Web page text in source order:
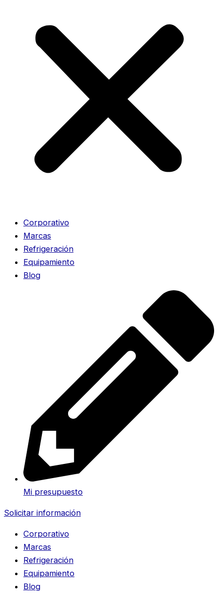
Corporativo
Marcas
Refrigeración
Equipamiento
Blog
Mi presupuesto
Solicitar información
Corporativo
Marcas
Refrigeración
Equipamiento
Blog